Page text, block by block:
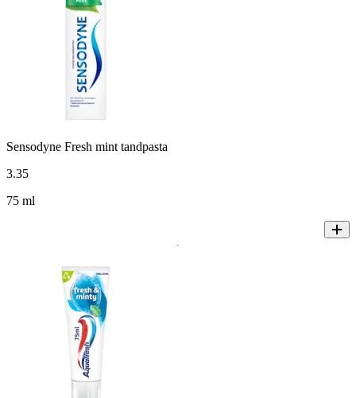
Sensodyne Fresh mint tandpasta
3.35
75 ml